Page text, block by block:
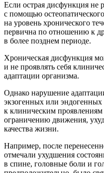
Если острая дисфункция не
с помощью
на уровень хронического
первична по отношению к
в более позднем периоде.
Хроническая дисфункция
и не проявлять себя
адаптации организма.
Однако нарушение
экзогенных или
к клиническим
ограничению движения,
качества жизни.
Например, после
отмечали ухудшения
в спине, головные боли и